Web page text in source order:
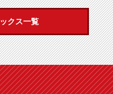
クス一覧